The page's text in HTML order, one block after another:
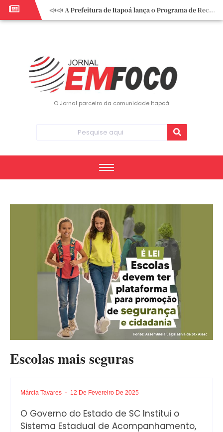
📣📣 A Prefeitura de Itapoá lança o Programa de Recuperação Fiscal (REFIS).
📢 Empreendedor do turismo, esta oportunidade é para você! Itapoá – SC.
O Jornal parceiro da comunidade Itapoá
Escolas mais seguras
Márcia Tavares 12 De Fevereiro De 2025
O Governo do Estado de SC Institui o
Sistema Estadual de Acompanhamento,